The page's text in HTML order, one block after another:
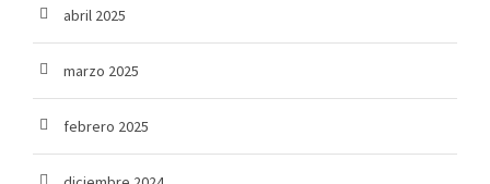
abril 2025
marzo 2025
febrero 2025